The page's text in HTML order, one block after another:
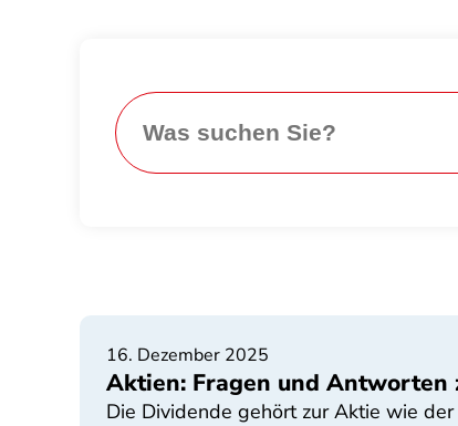
16. Dezember 2025
Aktien: Fragen und Antworten
Die Dividende gehört zur Aktie wie